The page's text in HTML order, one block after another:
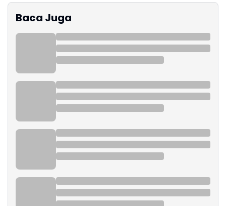
Baca Juga